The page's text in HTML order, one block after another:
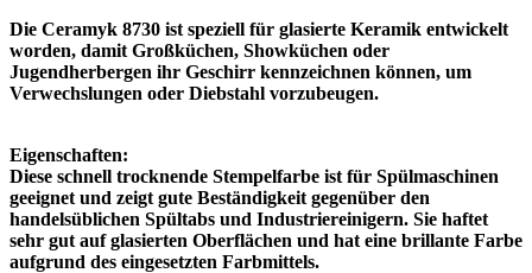
Die Ceramyk 8730 ist speziell für glasierte Keramik entwickelt
worden, damit Großküchen, Showküchen oder
Jugendherbergen ihr Geschirr kennzeichnen können, um
Verwechslungen oder Diebstahl vorzubeugen.
Eigenschaften:
Diese schnell trocknende Stempelfarbe ist für Spülmaschinen
geeignet und zeigt gute Beständigkeit gegenüber den
handelsüblichen Spültabs und Industriereinigern. Sie haftet
sehr gut auf glasierten Oberflächen und hat eine brillante Farbe
aufgrund des eingesetzten Farbmittels.